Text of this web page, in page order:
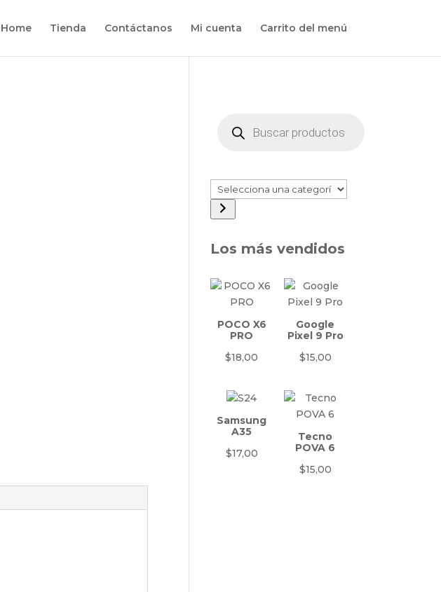
Home Tienda Contáctanos Mi cuenta Carrito del menú
productos
Selecciona
una
categoría
Los más vendidos
POCO X6
PRO
$18,00
Google
Pixel 9 Pro
$15,00
Samsung
A35
$17,00
Tecno
POVA 6
$15,00